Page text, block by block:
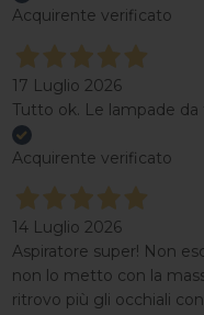
Acquirente verificato
17 Luglio 2026
Tutto ok. Le lampade da
Acquirente verificato
14 Luglio 2026
Aspiratore super! Non
non lo metto con la
ritrovo più gli occhiali